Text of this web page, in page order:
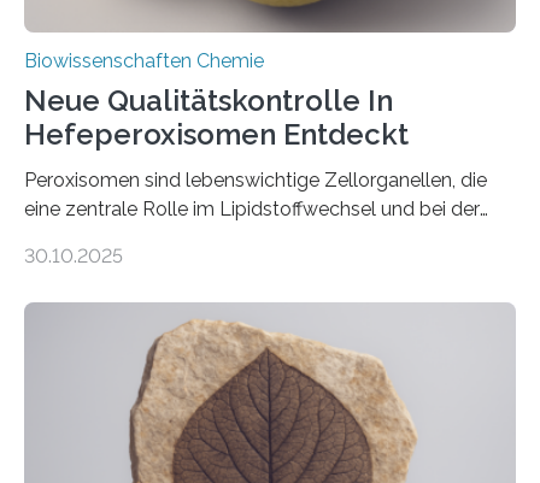
Biowissenschaften Chemie
Neue Qualitätskontrolle In
Hefeperoxisomen Entdeckt
Peroxisomen sind lebenswichtige Zellorganellen, die
eine zentrale Rolle im Lipidstoffwechsel und bei der
erfüllen können, müssen zahlreiche Enzyme präzise in
der Ruhr-Universität Bochum um Prof. Dr. Ralf Erdmann
und Dr. Ismaila Francis Yusuf hat nun einen bislang
unbekannten Qualitätskontrollmechanismus des
peroxisomalen Proteintransports in der Bäckerhefe
Saccharomyces cerevisiae entdeckt, der für die
Funktionsfähigkeit der Organellen entscheidend ist. Die
30.10.2025